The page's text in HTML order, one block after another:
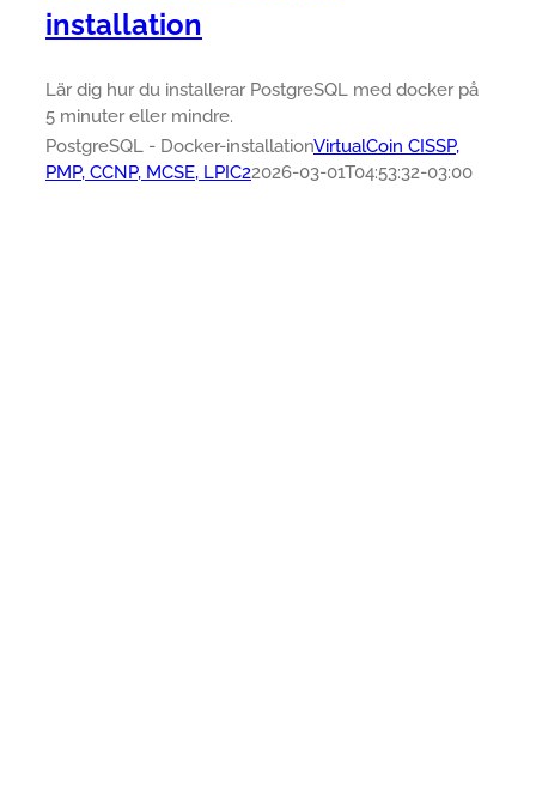
installation
Lär dig hur du installerar PostgreSQL med docker på
5 minuter eller mindre.
PostgreSQL - Docker-installationVirtualCoin CISSP,
PMP, CCNP, MCSE, LPIC22026-03-01T04:53:32-03:00